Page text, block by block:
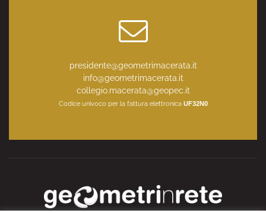
presidente@geometrimacerata.it
info@geometrimacerata.it
collegio.macerata@geopec.it
Codice univoco per la fattura elettronica UF32N0